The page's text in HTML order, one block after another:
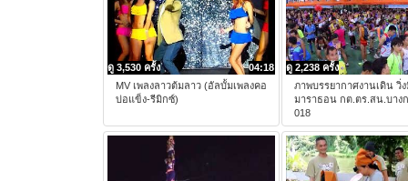
04:18
ดู 3,530 ครั้ง
MV เพลงลาวต้มลาว (อัลบั้มเพลงคอ
บ่อแข็ง-รีมิกซ์)
ดู 2,238 ครั้ง
ภาพบรรยากาศงานเดิน วิ่
มาราธอน กต.ตร.สน.บาง
018